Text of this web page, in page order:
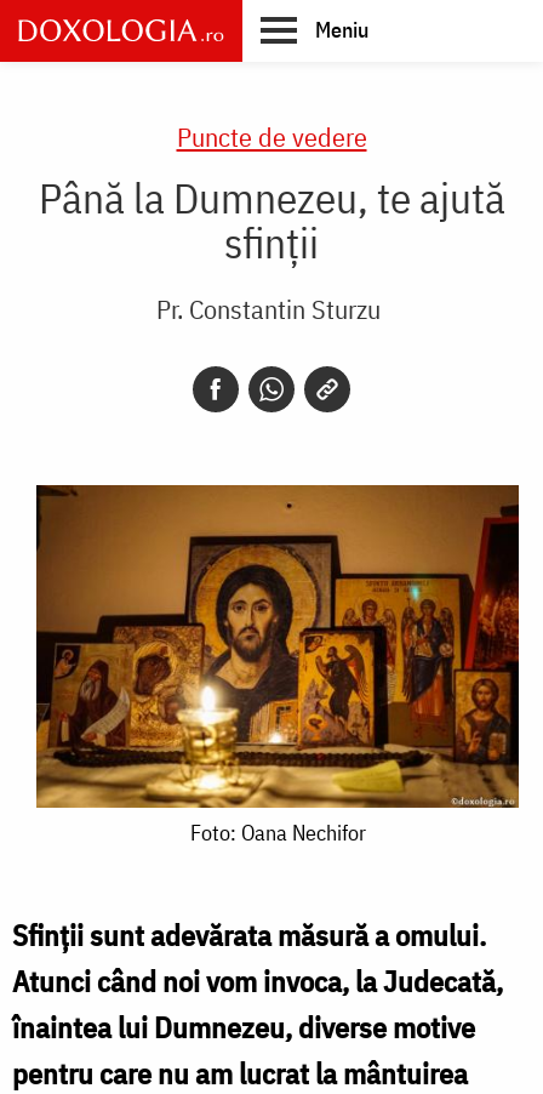
Skip
to
main
Meniu
Puncte de vedere
Până la Dumnezeu, te ajută
sfinţii
Pr. Constantin Sturzu
Foto: Oana Nechifor
Sfinţii sunt adevărata măsură a omului.
Atunci când noi vom invoca, la Judecată,
înaintea lui Dumnezeu, diverse motive
pentru care nu am lucrat la mântuirea